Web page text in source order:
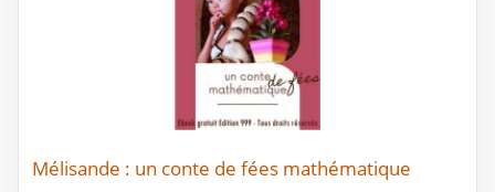
Mélisande : un conte de fées mathématique